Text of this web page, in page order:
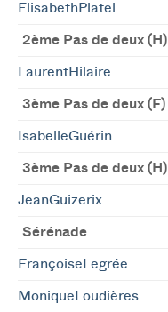
ElisabethPlatel
2ème Pas de deux (H)
LaurentHilaire
3ème Pas de deux (F)
IsabelleGuérin
3ème Pas de deux (H)
JeanGuizerix
Sérénade
FrançoiseLegrée
MoniqueLoudières